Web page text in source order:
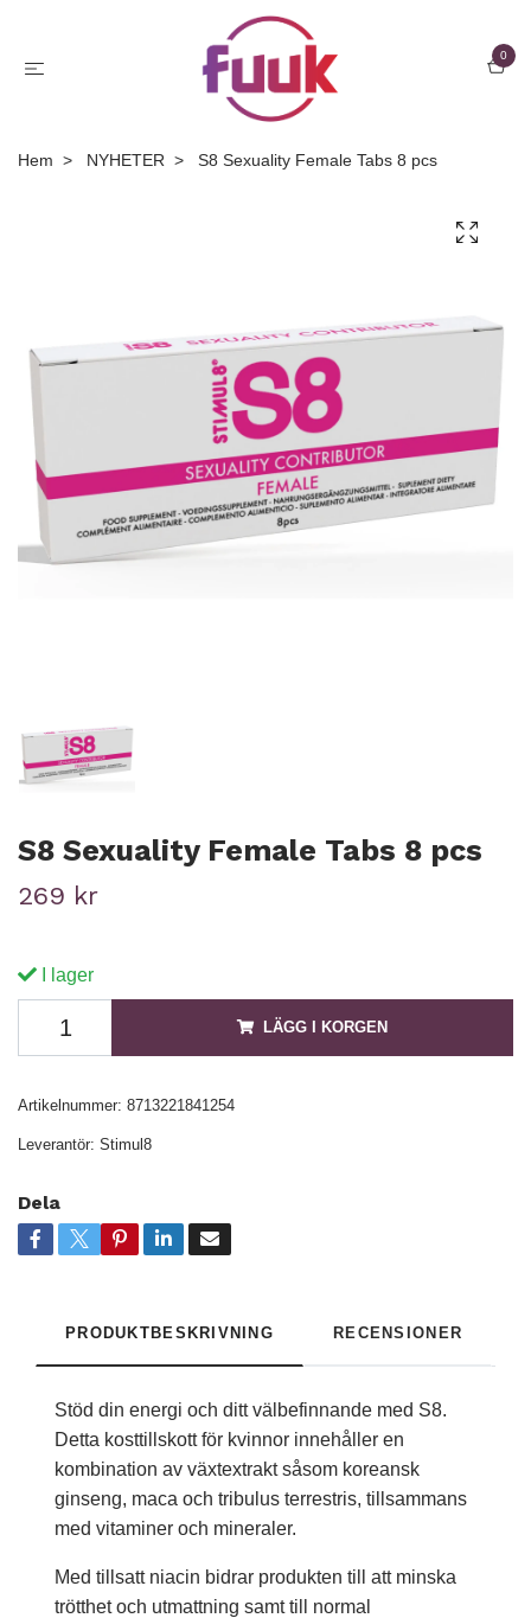
0
Hem NYHETER S8 Sexuality Female Tabs 8 pcs
S8 Sexuality Female Tabs 8 pcs
269 kr
I lager
LÄGG I KORGEN
Artikelnummer: 8713221841254
Leverantör: Stimul8
Dela
PRODUKTBESKRIVNING RECENSIONER
Stöd din energi och ditt välbefinnande med S8.
Detta kosttillskott för kvinnor innehåller en
kombination av växtextrakt såsom koreansk
ginseng, maca och tribulus terrestris, tillsammans
med vitaminer och mineraler.
Med tillsatt niacin bidrar produkten till att minska
trötthet och utmattning samt till normal